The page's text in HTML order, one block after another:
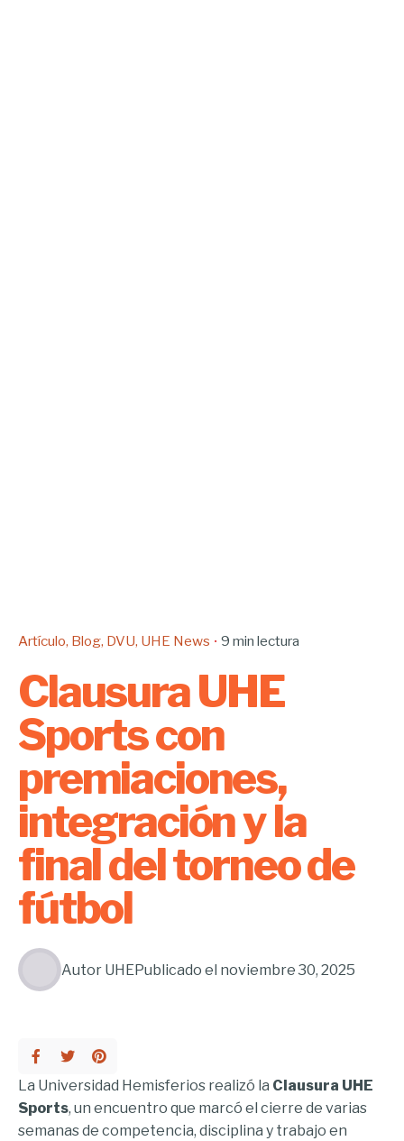
Artículo Blog DVU UHE News 9 min lectura
Clausura UHE
Sports con
premiaciones,
integración y la
final del torneo de
fútbol
Autor UHEPublicado el noviembre 30, 2025
La Universidad Hemisferios realizó la Clausura UHE
Sports, un encuentro que marcó el cierre de varias
semanas de competencia, disciplina y trabajo en